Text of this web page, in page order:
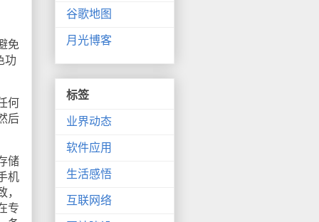
免
功
何
后
储
机
专
谷歌地图
月光博客
标签
业界动态
软件应用
生活感悟
互联网络